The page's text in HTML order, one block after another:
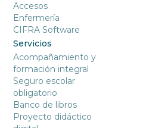
Accesos
Enfermería
CIFRA Software
Servicios
Acompañamiento y
formación integral
Seguro escolar
obligatorio
Banco de libros
Proyecto didáctico